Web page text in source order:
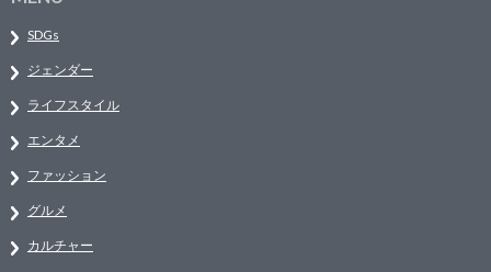
SDGs
ジェンダー
ライフスタイル
エンタメ
ファッション
グルメ
カルチャー